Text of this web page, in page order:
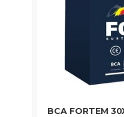
BCA FORTEM